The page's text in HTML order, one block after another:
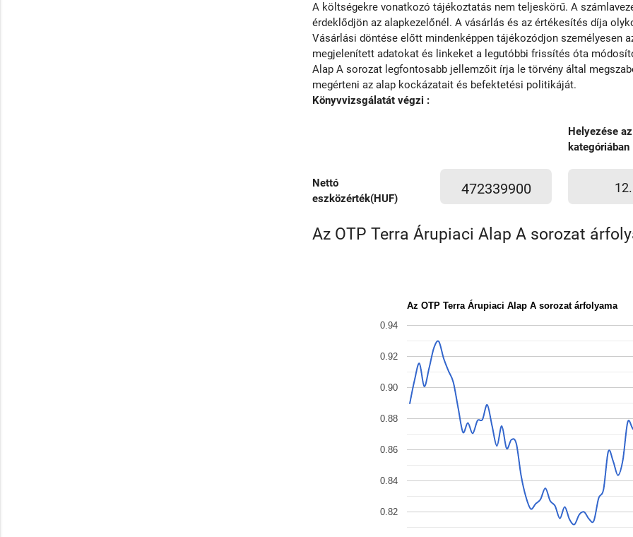
A költségekre vonatkozó tájékoztatás nem teljeskörű. A
érdeklődjön az alapkezelőnél. A vásárlás és az értékesítés díja
Vásárlási döntése előtt mindenképpen tájékozódjon személyesen
megjelenített adatokat és linkeket a legutóbbi frissítés óta
Alap A sorozat legfontosabb jellemzőit írja le törvény által
megérteni az alap kockázatait és befektetési politikáját.
Könyvvizsgálatát végzi :
Helyezése
kategóriában
Nettó
eszközérték(HUF)
472339900 12.
Az OTP Terra Árupiaci Alap A sorozat
Az OTP Terra Árupiaci Alap A sorozat árfolyama
0.82
0.84
0.86
0.88
0.90
0.92
0.94